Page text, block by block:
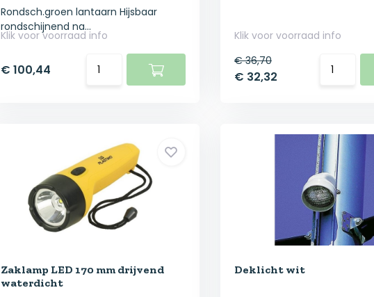
Rondsch.groen lantaarn Hijsbaar
rondschijnend na...
Klik voor voorraad info
€ 100,44
Klik voor voorraad info
€ 36,70
€ 32,32
Zaklamp LED 170 mm drijvend
waterdicht
Deklicht wit